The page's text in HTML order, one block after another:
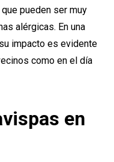
pueden ser muy
alérgicas. En una
impacto es evidente
como en el día
en